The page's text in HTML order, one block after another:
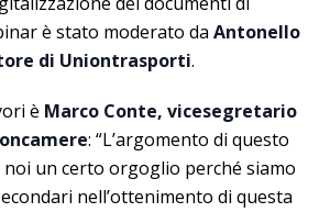
è stato moderato da Antonello
di Uniontrasporti.
è Marco Conte, vicesegretario
: “L’argomento di questo
un certo orgoglio perché siamo
nell’ottenimento di questa